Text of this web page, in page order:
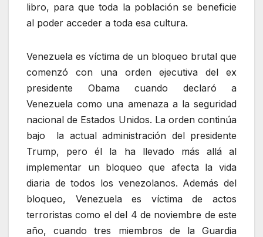
libro, para que toda la población se beneficie
al poder acceder a toda esa cultura.
Venezuela es víctima de un bloqueo brutal que
comenzó con una orden ejecutiva del ex
presidente Obama cuando declaró a
Venezuela como una amenaza a la seguridad
nacional de Estados Unidos. La orden continúa
bajo la actual administración del presidente
Trump, pero él la ha llevado más allá al
implementar un bloqueo que afecta la vida
diaria de todos los venezolanos. Además del
bloqueo, Venezuela es víctima de actos
terroristas como el del 4 de noviembre de este
año, cuando tres miembros de la Guardia